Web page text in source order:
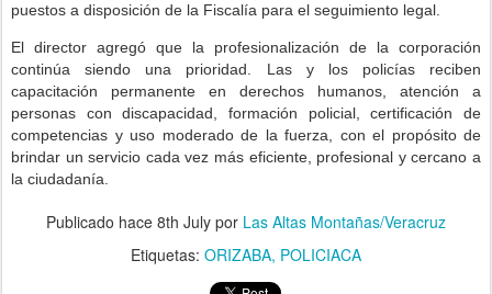
puestos a disposición de la Fiscalía para el seguimiento legal.
El director agregó que la profesionalización de la corporación
continúa siendo una prioridad. Las y los policías reciben
capacitación permanente en derechos humanos, atención a
personas con discapacidad, formación policial, certificación de
competencias y uso moderado de la fuerza, con el propósito de
brindar un servicio cada vez más eficiente, profesional y cercano a
la ciudadanía.
Publicado hace 8th July por Las Altas Montañas/Veracruz
Etiquetas: ORIZABA POLICIACA